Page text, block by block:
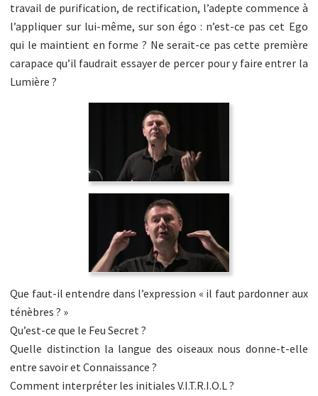
travail de purification, de rectification, l’adepte commence à
l’appliquer sur lui-même, sur son égo : n’est-ce pas cet Ego
qui le maintient en forme ? Ne serait-ce pas cette première
carapace qu’il faudrait essayer de percer pour y faire entrer la
Lumière ?
Que faut-il entendre dans l’expression « il faut pardonner aux
ténèbres ? »
Qu’est-ce que le Feu Secret ?
Quelle distinction la langue des oiseaux nous donne-t-elle
entre savoir et Connaissance ?
Comment interpréter les initialesV.I.T.R.I.O.L?